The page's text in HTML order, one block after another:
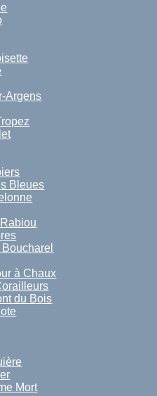
Argens
Bleues
à Chaux
du Bois
Mort